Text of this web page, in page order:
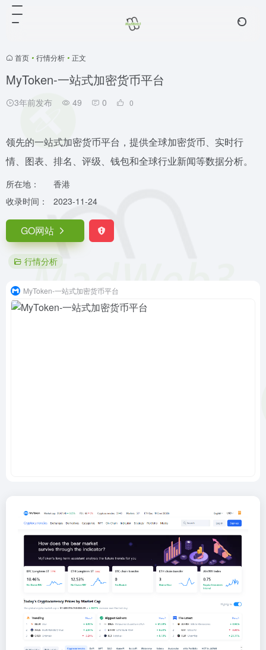
首页 • 行情分析 • 正文
MyToken-一站式加密货币平台
3年前发布 49 0 0
领先的一站式加密货币平台，提供全球加密货币、实时行
情、图表、排名、评级、钱包和全球行业新闻等数据分析。
所在地：
香港
收录时间：
2023-11-24
GO网站
行情分析
MyToken-一站式加密货币平台